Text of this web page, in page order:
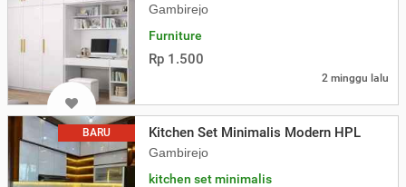
Gambirejo
Furniture
Rp 1.500
2 minggu lalu
BARU Kitchen Set Minimalis Modern HPL
Gambirejo
kitchen set minimalis